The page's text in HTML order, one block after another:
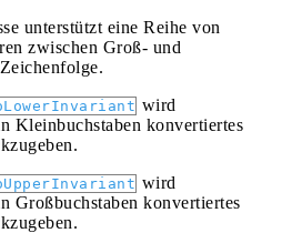
unterstützt eine Reihe von
zwischen Groß- und
wird
Kleinbuchstaben konvertiertes
wird
Großbuchstaben konvertiertes